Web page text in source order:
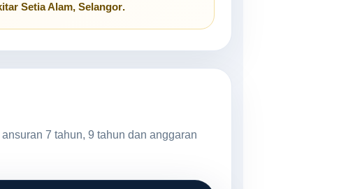
Setia Alam, Selangor.
7 tahun, 9 tahun dan anggaran